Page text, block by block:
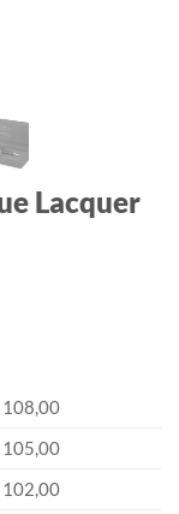
Lacquer